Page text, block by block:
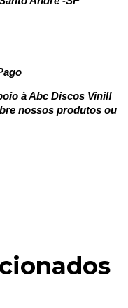
à Abc Discos Vinil!
nossos produtos ou